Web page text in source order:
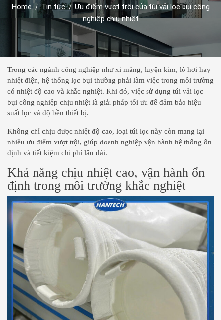
Home / Tin tức / Ưu điểm vượt trội của túi vải lọc bụi công
nghiệp chịu nhiệt
Trong các ngành công nghiệp như xi măng, luyện kim, lò hơi hay
nhiệt điện, hệ thống lọc bụi thường phải làm việc trong môi trường
có nhiệt độ cao và khắc nghiệt. Khi đó, việc sử dụng túi vải lọc
bụi công nghiệp chịu nhiệt là giải pháp tối ưu để đảm bảo hiệu
suất lọc và độ bền thiết bị.
Không chỉ chịu được nhiệt độ cao, loại túi lọc này còn mang lại
nhiều ưu điểm vượt trội, giúp doanh nghiệp vận hành hệ thống ổn
định và tiết kiệm chi phí lâu dài.
Khả năng chịu nhiệt cao, vận hành ổn
định trong môi trường khắc nghiệt